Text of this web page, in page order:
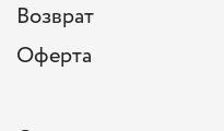
Возврат
Оферта